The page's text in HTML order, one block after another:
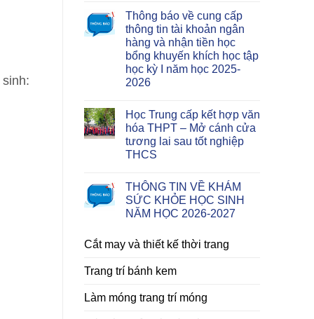
Thông báo về cung cấp
thông tin tài khoản ngân
hàng và nhận tiền học
bổng khuyến khích học tập
học kỳ I năm học 2025-
2026
Học Trung cấp kết hợp văn
hóa THPT – Mở cánh cửa
tương lai sau tốt nghiệp
THCS
THÔNG TIN VỀ KHÁM
SỨC KHỎE HỌC SINH
NĂM HỌC 2026-2027
Cắt may và thiết kế thời trang
Trang trí bánh kem
Làm móng trang trí móng